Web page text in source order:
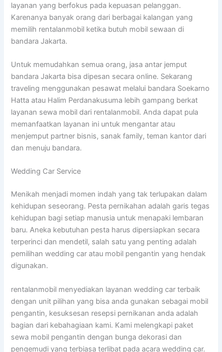
layanan yang berfokus pada kepuasan pelanggan.
Karenanya banyak orang dari berbagai kalangan yang
memilih rentalanmobil ketika butuh mobil sewaan di
bandara Jakarta.
Untuk memudahkan semua orang, jasa antar jemput
bandara Jakarta bisa dipesan secara online. Sekarang
traveling menggunakan pesawat melalui bandara Soekarno
Hatta atau Halim Perdanakusuma lebih gampang berkat
layanan sewa mobil dari rentalanmobil. Anda dapat pula
memanfaatkan layanan ini untuk mengantar atau
menjemput partner bisnis, sanak family, teman kantor dari
dan menuju bandara.
Wedding Car Service
Menikah menjadi momen indah yang tak terlupakan dalam
kehidupan seseorang. Pesta pernikahan adalah garis tegas
kehidupan bagi setiap manusia untuk menapaki lembaran
baru. Aneka kebutuhan pesta harus dipersiapkan secara
terperinci dan mendetil, salah satu yang penting adalah
pemilihan wedding car atau mobil pengantin yang hendak
digunakan.
rentalanmobil menyediakan layanan wedding car terbaik
dengan unit pilihan yang bisa anda gunakan sebagai mobil
pengantin, kesuksesan resepsi pernikanan anda adalah
bagian dari kebahagiaan kami. Kami melengkapi paket
sewa mobil pengantin dengan bunga dekorasi dan
pengemudi yang terbiasa terlibat pada acara wedding car.